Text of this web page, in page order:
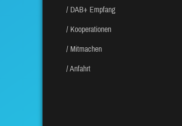
DAB+ Empfang
Kooperationen
Mitmachen
Anfahrt